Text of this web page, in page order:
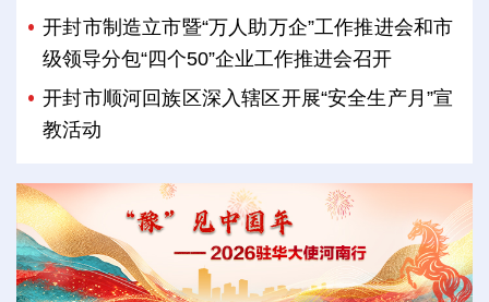
开封市制造立市暨“万人助万企”工作推进会和市
级领导分包“四个50”企业工作推进会召开
开封市顺河回族区深入辖区开展“安全生产月”宣
教活动